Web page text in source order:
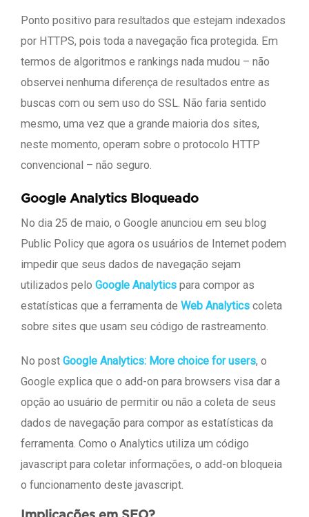
Ponto positivo para resultados que estejam indexados
por HTTPS, pois toda a navegação fica protegida. Em
termos de algoritmos e rankings nada mudou – não
observei nenhuma diferença de resultados entre as
buscas com ou sem uso do SSL. Não faria sentido
mesmo, uma vez que a grande maioria dos sites,
neste momento, operam sobre o protocolo HTTP
convencional – não seguro.
Google Analytics Bloqueado
No dia 25 de maio, o Google anunciou em seu blog
Public Policy que agora os usuários de Internet podem
impedir que seus dados de navegação sejam
utilizados pelo Google Analytics para compor as
estatísticas que a ferramenta de Web Analytics coleta
sobre sites que usam seu código de rastreamento.
No post Google Analytics: More choice for users, o
Google explica que o add-on para browsers visa dar a
opção ao usuário de permitir ou não a coleta de seus
dados de navegação para compor as estatísticas da
ferramenta. Como o Analytics utiliza um código
javascript para coletar informações, o add-on bloqueia
o funcionamento deste javascript.